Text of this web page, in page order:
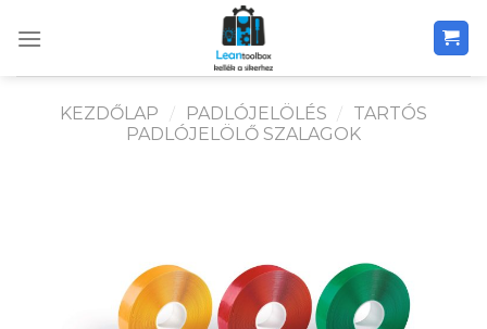
KEZDŐLAP / PADLÓJELÖLÉS / TARTÓS
PADLÓJELÖLŐ SZALAGOK